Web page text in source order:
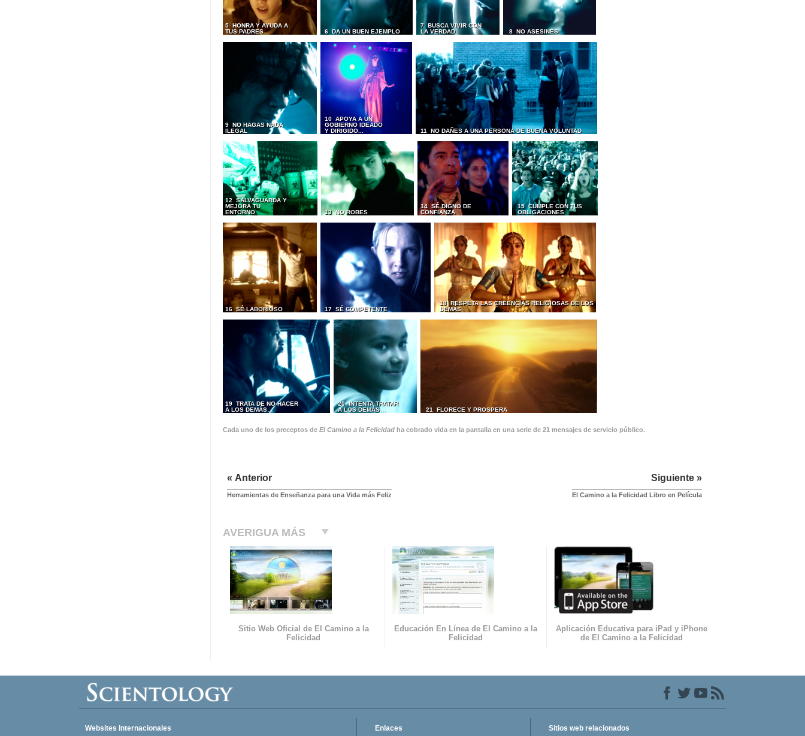
5 HONRA Y AYUDA A
TUS PADRES
6 DA UN BUEN EJEMPLO
7 BUSCA VIVIR CON
LA VERDAD
8 NO ASESINES
9 NO HAGAS NADA
ILEGAL
10 APOYA A UN
GOBIERNO IDEADO
Y DIRIGIDO...
11 NO DAÑES A UNA PERSONA DE BUENA VOLUNTAD
12 SALVAGUARDA Y
MEJORA TU
ENTORNO
13 NO ROBES
14 SÉ DIGNO DE
CONFIANZA
15 CUMPLE CON TUS
OBLIGACIONES
16 SÉ LABORIOSO 17 SÉ COMPETENTE
18 RESPETA LAS CREENCIAS RELIGIOSAS DE LOS
DEMÁS
19 TRATA DE NO HACER
A LOS DEMÁS…
20 INTENTA TRATAR
A LOS DEMÁS…
21 FLORECE Y PROSPERA
Cada uno de los preceptos de El Camino a la Felicidad ha cobrado vida en la pantalla en una serie de 21 mensajes de servicio público.
« Anterior
Herramientas de Enseñanza para una Vida más Feliz
Siguiente »
El Camino a la Felicidad Libro en Película
AVERIGUA MÁS
Sitio Web Oficial de El Camino a la
Felicidad
Educación En Línea de El Camino a la
Felicidad
Aplicación Educativa para iPad y iPhone
de El Camino a la Felicidad
Websites Internacionales Enlaces Sitios web relacionados